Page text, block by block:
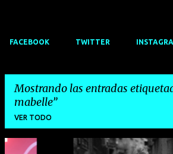
FACEBOOK TWITTER
Mostrando las entradas
mabelle
VER TODO